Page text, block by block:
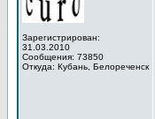
Зарегистрирован:
31.03.2010
Сообщения: 73850
Откуда: Кубань, Белореченск